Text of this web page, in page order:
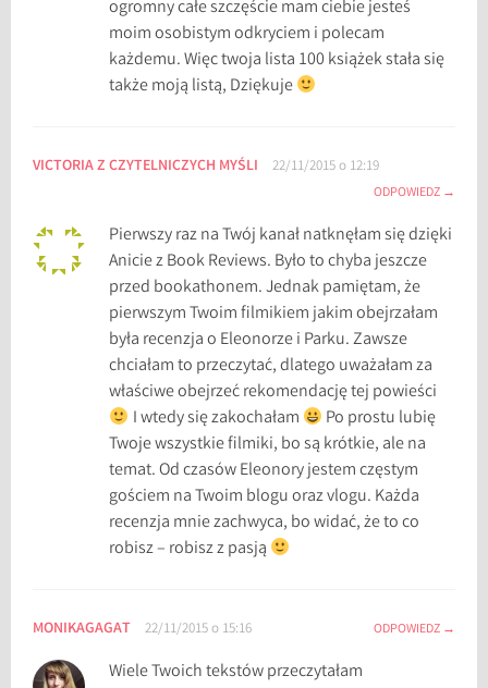
ogromny całe szczęście mam ciebie jesteś
moim osobistym odkryciem i polecam
każdemu. Więc twoja lista 100 książek stała się
także moją listą, Dziękuje
VICTORIA Z CZYTELNICZYCH MYŚLI 22/11/2015 o 12:19
ODPOWIEDZ
Pierwszy raz na Twój kanał natknęłam się dzięki
Anicie z Book Reviews. Było to chyba jeszcze
przed bookathonem. Jednak pamiętam, że
pierwszym Twoim filmikiem jakim obejrzałam
była recenzja o Eleonorze i Parku. Zawsze
chciałam to przeczytać, dlatego uważałam za
właściwe obejrzeć rekomendację tej powieści
I wtedy się zakochałam
Po prostu lubię
Twoje wszystkie filmiki, bo są krótkie, ale na
temat. Od czasów Eleonory jestem częstym
gościem na Twoim blogu oraz vlogu. Każda
recenzja mnie zachwyca, bo widać, że to co
robisz – robisz z pasją
MONIKAGAGAT 22/11/2015 o 15:16 ODPOWIEDZ
Wiele Twoich tekstów przeczytałam